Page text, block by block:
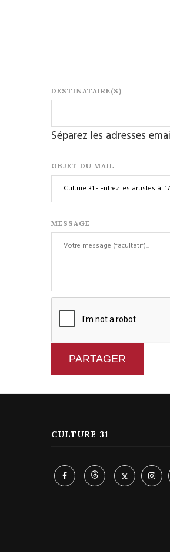
DESTINATAIRE(S)
Séparez les adresses
OBJET DU MAIL
MESSAGE
PARTAGER
CULTURE 31